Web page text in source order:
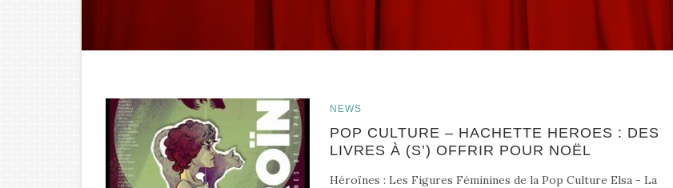
NEWS
POP CULTURE – HACHETTE HEROES : DES
LIVRES À (S’) OFFRIR POUR NOËL
Héroïnes : Les Figures Féminines de la Pop Culture Elsa - La